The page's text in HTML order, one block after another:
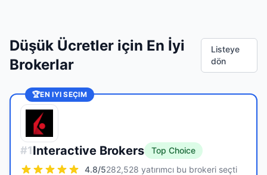
Düşük Ücretler için En İyi
Brokerlar
Listeye
dön
🏆EN IYI SEÇIM
#1Interactive Brokers
Top Choice
4.8/5282,528 yatırımcı bu brokeri seçti